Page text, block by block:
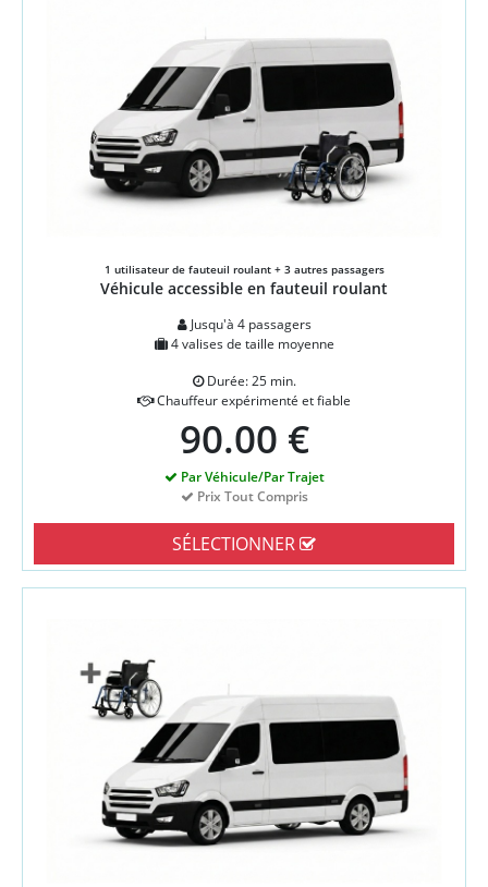
1 utilisateur de fauteuil roulant + 3 autres passagers
Véhicule accessible en fauteuil roulant
Jusqu'à 4 passagers
4 valises de taille moyenne
Durée: 25 min.
Chauffeur expérimenté et fiable
90.00 €
Par Véhicule/Par Trajet
Prix Tout Compris
SÉLECTIONNER